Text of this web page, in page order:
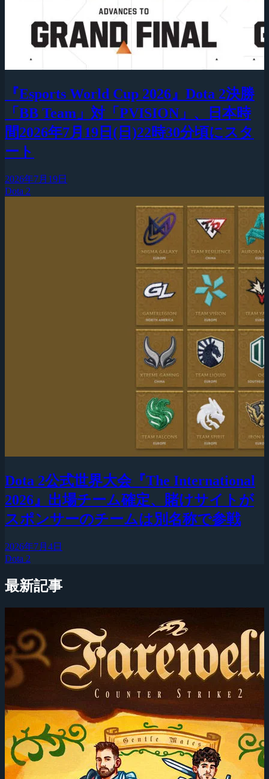
『Esports World Cup 2026』Dota 2決勝
「BB Team」対「PVISION」、日本時
間2026年7月19日(日)22時30分頃にスタ
ート
2026年7月19日
Dota 2
Dota 2公式世界大会『The International
2026』出場チーム確定、賭けサイトが
スポンサーのチームは別名称で参戦
2026年7月4日
Dota 2
最新記事